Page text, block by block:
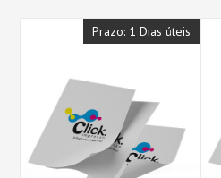
Prazo: 1 Dias úteis